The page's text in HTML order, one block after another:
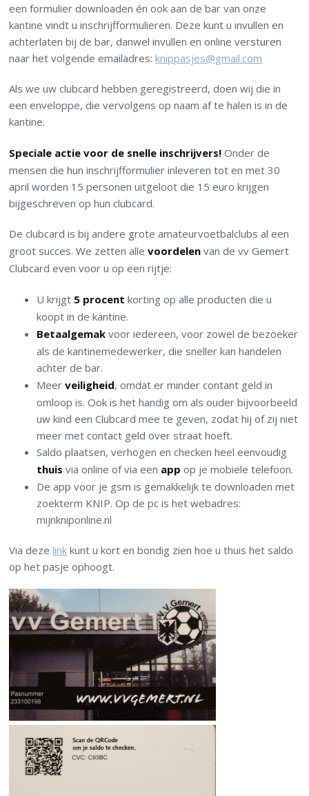
een formulier downloaden én ook aan de bar van onze
kantine vindt u inschrijfformulieren. Deze kunt u invullen en
achterlaten bij de bar, danwel invullen en online versturen
naar het volgende emailadres:knippasjes@gmail.com
Als we uw clubcard hebben geregistreerd, doen wij die in
een enveloppe, die vervolgens op naam af te halen is in de
kantine.
Speciale actie voor de snelle inschrijvers! Onder de
mensen die hun inschrijfformulier inleveren tot en met 30
april worden 15 personen uitgeloot die 15 euro krijgen
bijgeschreven op hun clubcard.
De clubcard is bij andere grote amateurvoetbalclubs al een
groot succes. We zetten allevoordelen van de vv Gemert
Clubcard even voor u op een rijtje:
U krijgt 5 procent korting op alle producten die u
koopt in de kantine.
Betaalgemak voor iedereen, voor zowel de bezoeker
als de kantinemedewerker, die sneller kan handelen
achter de bar.
Meerveiligheid, omdat er minder contant geld in
omloop is. Ook is het handig om als ouder bijvoorbeeld
uw kind een Clubcard mee te geven, zodat hij of zij niet
meer met contact geld over straat hoeft.
Saldo plaatsen, verhogen en checken heel eenvoudig
thuis via online of via een app op je mobiele telefoon.
De app voor je gsm is gemakkelijk te downloaden met
zoekterm KNIP. Op de pc is het webadres:
mijnkniponline.nl
Via dezelink kunt u kort en bondig zien hoe u thuis het saldo
op het pasje ophoogt.